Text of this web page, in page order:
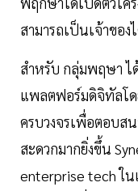
สามารถเป็นเจ้าของ
สำหรับ กลุ่มพฤษา ไ
แพลตฟอร์มดิจิทัลโ
ครบวงจรเพื่อตอบส
สะดวกมากยิ่งขึ้น
enterprise tech ใ